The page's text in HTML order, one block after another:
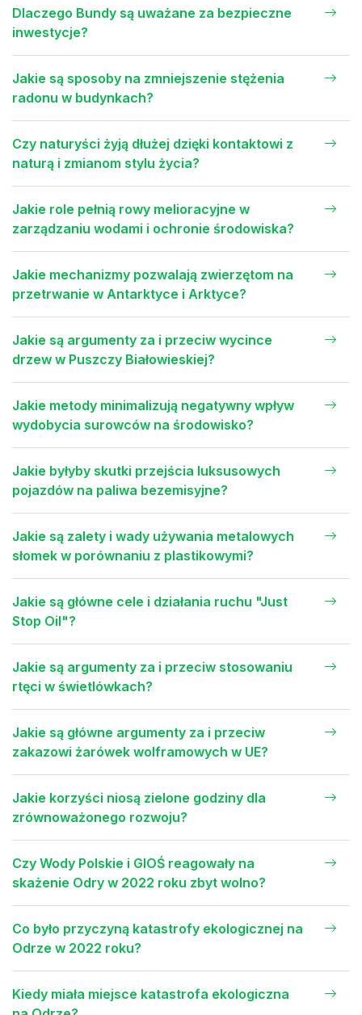
Dlaczego Bundy są uważane za bezpieczne
inwestycje?
Jakie są sposoby na zmniejszenie stężenia
radonu w budynkach?
Czy naturyści żyją dłużej dzięki kontaktowi z
naturą i zmianom stylu życia?
Jakie role pełnią rowy melioracyjne w
zarządzaniu wodami i ochronie środowiska?
Jakie mechanizmy pozwalają zwierzętom na
przetrwanie w Antarktyce i Arktyce?
Jakie są argumenty za i przeciw wycince
drzew w Puszczy Białowieskiej?
Jakie metody minimalizują negatywny wpływ
wydobycia surowców na środowisko?
Jakie byłyby skutki przejścia luksusowych
pojazdów na paliwa bezemisyjne?
Jakie są zalety i wady używania metalowych
słomek w porównaniu z plastikowymi?
Jakie są główne cele i działania ruchu "Just
Stop Oil"?
Jakie są argumenty za i przeciw stosowaniu
rtęci w świetlówkach?
Jakie są główne argumenty za i przeciw
zakazowi żarówek wolframowych w UE?
Jakie korzyści niosą zielone godziny dla
zrównoważonego rozwoju?
Czy Wody Polskie i GIOŚ reagowały na
skażenie Odry w 2022 roku zbyt wolno?
Co było przyczyną katastrofy ekologicznej na
Odrze w 2022 roku?
Kiedy miała miejsce katastrofa ekologiczna